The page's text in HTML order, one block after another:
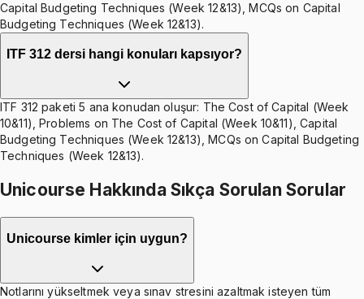
Capital Budgeting Techniques (Week 12&13), MCQs on Capital
Budgeting Techniques (Week 12&13).
ITF 312 dersi hangi konuları kapsıyor?
ITF 312 paketi 5 ana konudan oluşur: The Cost of Capital (Week
10&11), Problems on The Cost of Capital (Week 10&11), Capital
Budgeting Techniques (Week 12&13), MCQs on Capital Budgeting
Techniques (Week 12&13).
Unicourse Hakkında Sıkça Sorulan Sorular
Unicourse kimler için uygun?
Notlarını yükseltmek veya sınav stresini azaltmak isteyen tüm